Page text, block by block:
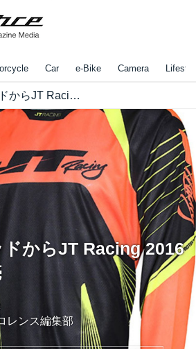
Car e-Bike Camera
ウエストウッドからJT Racing 2016ウエア新発売
からJT Racing 2016
レンス編集部